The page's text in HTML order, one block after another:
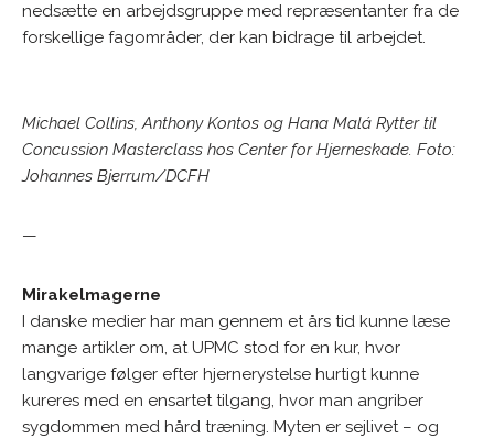
nedsætte en arbejdsgruppe med repræsentanter fra de
forskellige fagområder, der kan bidrage til arbejdet.
Michael Collins, Anthony Kontos og Hana Malá Rytter til
Concussion Masterclass hos Center for Hjerneskade. Foto:
Johannes Bjerrum/DCFH
—
Mirakelmagerne
I danske medier har man gennem et års tid kunne læse
mange artikler om, at UPMC stod for en kur, hvor
langvarige følger efter hjernerystelse hurtigt kunne
kureres med en ensartet tilgang, hvor man angriber
sygdommen med hård træning. Myten er sejlivet – og